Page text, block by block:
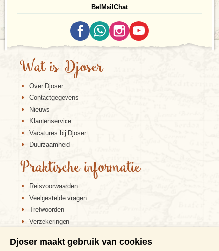
Bel Mail Chat
Wat is Djoser
Over Djoser
Contactgegevens
Nieuws
Klantenservice
Vacatures bij Djoser
Duurzaamheid
Praktische informatie
Reisvoorwaarden
Veelgestelde vragen
Trefwoorden
Verzekeringen
Disclaimer
Djoser maakt gebruik van cookies